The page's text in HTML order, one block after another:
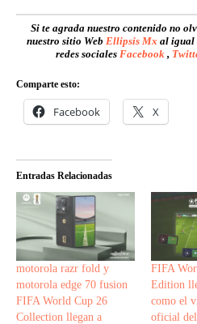
Si te agrada nuestro contenido no
nuestro sitio Web Ellipsis Mx al igual
redes sociales Facebook ,
Comparte esto:
Facebook X
Entradas Relacionadas
motorola razr fold y
motorola edge 70 fusion
FIFA World Cup 26
Collection llegan a
FIFA
Edition
como el
oficial